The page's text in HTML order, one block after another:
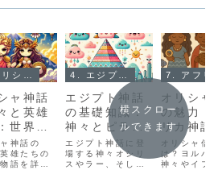
ャ神話
と英雄
世界観
ソード
解説
神話の
雄たちの
語を詳し
エジプト神話
の基礎知識：
神々とピラミ
ッドが紡ぐ神
秘の物語
エジプト神話に登
場する神々オシリ
スやラー、そして
オリシャ
の魅力：
リカ神話
る精霊と
の役割
オリシャ信
は？ヨルバ
神々やイフ
横スクロー
ルできます